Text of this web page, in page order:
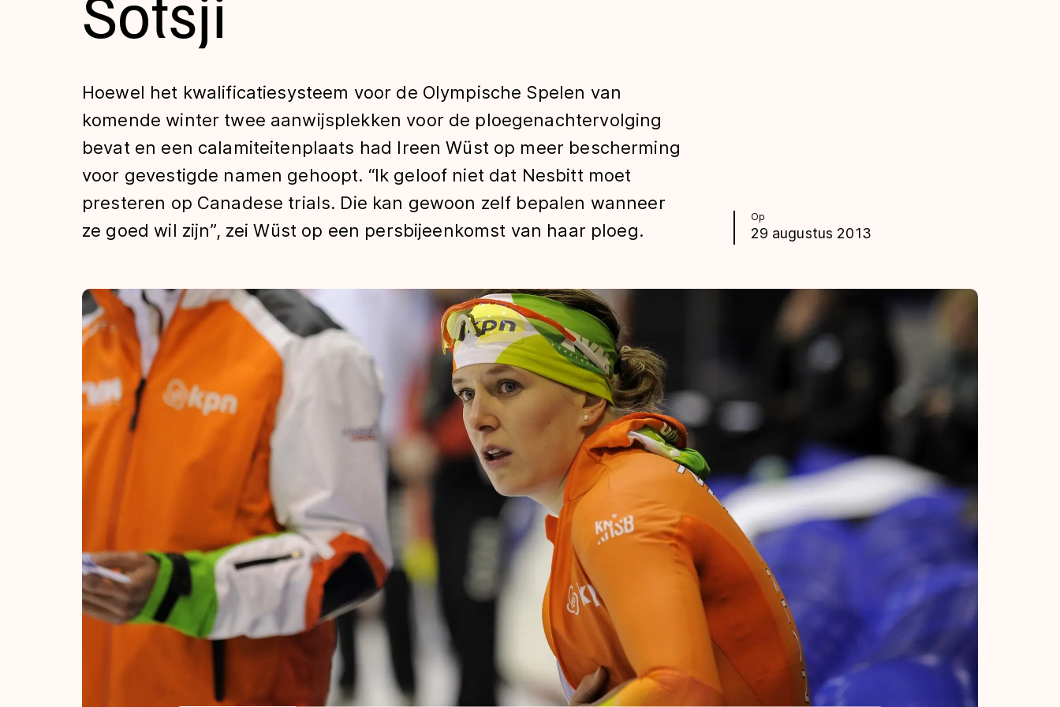
Tijden & historie
De weg op
Schaatsfans
Olympische Spelen
Op
29 augustus 2013
Hoewel het kwalificatiesysteem voor de Olympische Spelen van
komende winter twee aanwijsplekken voor de ploegenachtervolging
bevat en een calamiteitenplaats had Ireen Wüst op meer bescherming
voor gevestigde namen gehoopt. “Ik geloof niet dat Nesbitt moet
presteren op Canadese trials. Die kan gewoon zelf bepalen wanneer
ze goed wil zijn”, zei Wüst op een persbijeenkomst van haar ploeg.